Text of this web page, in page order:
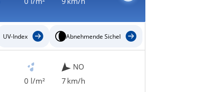
UV-Index Abnehmende Sichel
0 l/m²
NO
7 km/h